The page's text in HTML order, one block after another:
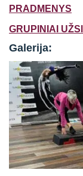
PRADMENYS
GRUPINIAI
Galerija: